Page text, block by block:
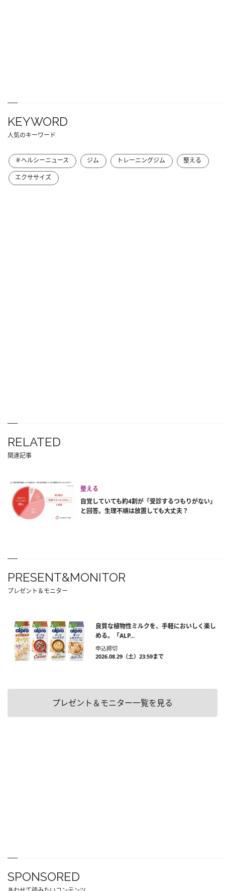
KEYWORD
人気のキーワード
＃ヘルシーニュース ジム トレーニングジム
整える
エクササイズ
RELATED
関連記事
整える
自覚していても約4割が「受診するつもりがない」
と回答。生理不順は放置しても大丈夫？
PRESENT&MONITOR
プレゼント＆モニター
良質な植物性ミルクを、手軽においしく楽し
める。「ALP...
申込締切
2026.08.29（土）23:59まで
プレゼント＆モニター一覧を見る
SPONSORED